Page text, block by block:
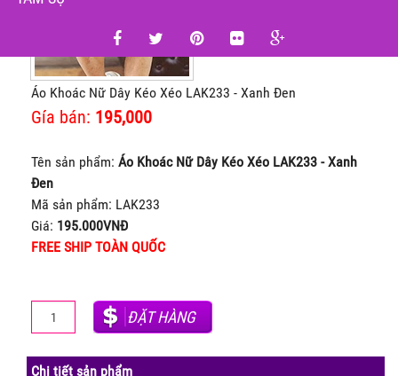
Áo Khoác Nữ Dây Kéo Xéo LAK233 - Xanh Đen
Gía bán: 195,000
Tên sản phẩm: Áo Khoác Nữ Dây Kéo Xéo LAK233 - Xanh
Đen
Mã sản phẩm: LAK233
Giá: 195.000VNĐ
FREE SHIP TOÀN QUỐC
ĐẶT HÀNG
Chi tiết sản phẩm